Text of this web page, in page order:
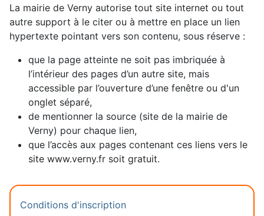
La mairie de Verny autorise tout site internet ou tout
autre support à le citer ou à mettre en place un lien
hypertexte pointant vers son contenu, sous réserve :
que la page atteinte ne soit pas imbriquée à
l’intérieur des pages d’un autre site, mais
accessible par l’ouverture d’une fenêtre ou d'un
onglet séparé,
de mentionner la source (site de la mairie de
Verny) pour chaque lien,
que l’accès aux pages contenant ces liens vers le
site www.verny.fr soit gratuit.
Conditions d'inscription